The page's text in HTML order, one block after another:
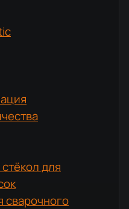
для
сварочного